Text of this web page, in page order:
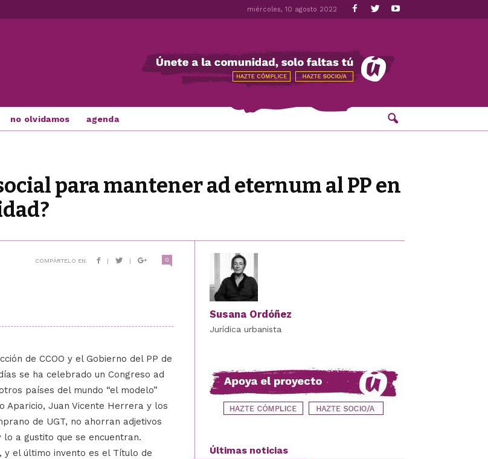
miércoles, 10 agosto 2022
no olvidamos agenda
para mantener ad eternum al PP en
COMPÁRTELO EN: | | 0
de CCOO y el Gobierno del PP de
se ha celebrado un Congreso ad
países del mundo “el modelo”
Aparicio, Juan Vicente Herrera y los
de UGT, no ahorran adjetivos
a gustito que se encuentran.
y el último invento es el Título de
Susana Ordóñez
Jurídica urbanista
Últimas noticias